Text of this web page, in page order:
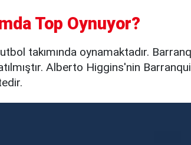
Top Oynuyor?
takımında oynamaktadır.
Alberto Higgins'nin